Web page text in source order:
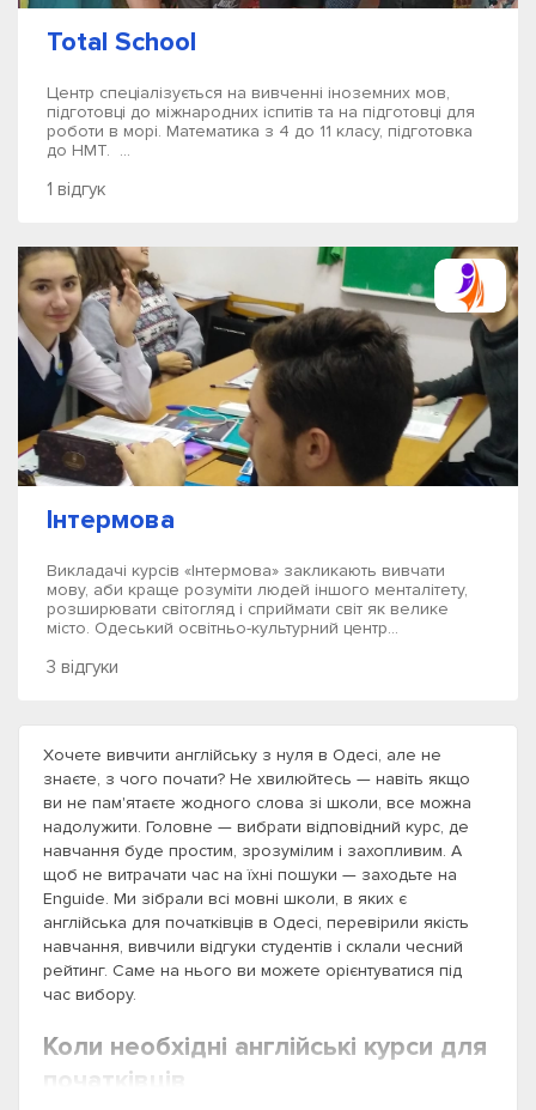
Хочете вивчити англійську з нуля в Одесі, але не
знаєте, з чого почати? Не хвилюйтесь — навіть якщо
ви не пам'ятаєте жодного слова зі школи, все можна
надолужити. Головне — вибрати відповідний курс, де
навчання буде простим, зрозумілим і захопливим. А
щоб не витрачати час на їхні пошуки — заходьте на
Enguide. Ми зібрали всі мовні школи, в яких є
англійська для початківців в Одесі, перевірили якість
навчання, вивчили відгуки студентів і склали чесний
рейтинг. Саме на нього ви можете орієнтуватися під
час вибору.
Коли необхідні англійські курси для
початківців
Total School
Центр спеціалізується на вивченні іноземних мов,
підготовці до міжнародних іспитів та на підготовці для
роботи в морі. Математика з 4 до 11 класу, підготовка
до НМТ. ...
1 відгук
Інтермова
Викладачі курсів «Інтермова» закликають вивчати
мову, аби краще розуміти людей іншого менталітету,
розширювати світогляд і сприймати світ як велике
місто. Одеський освітньо-культурний центр...
3 відгуки